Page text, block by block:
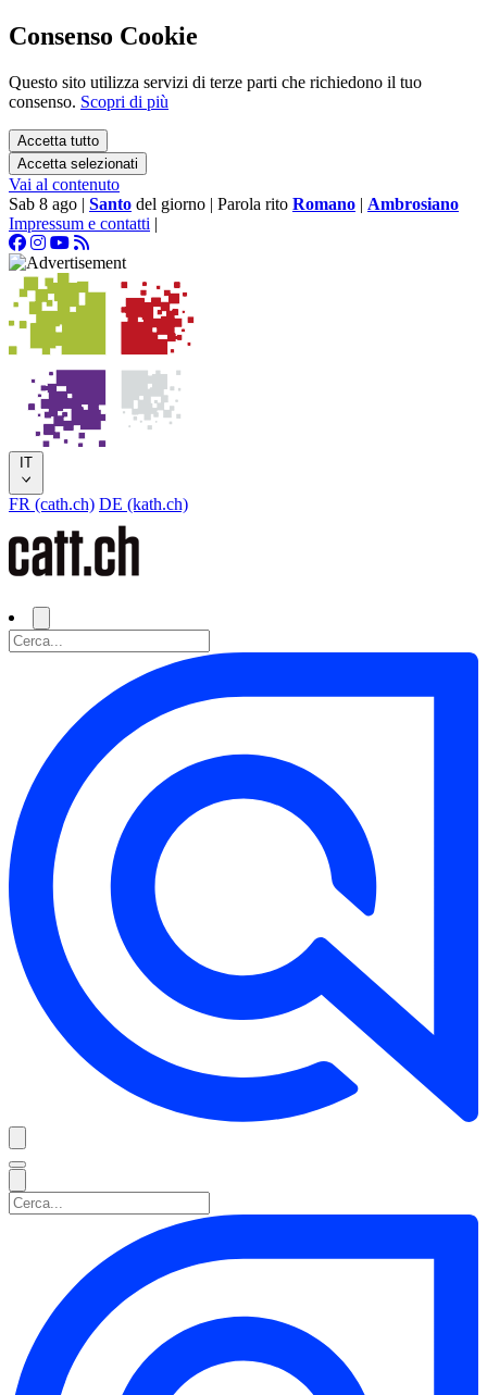
Consenso Cookie
Questo sito utilizza servizi di terze parti che richiedono il tuo
consenso. Scopri di più
Accetta tutto
Accetta selezionati
Vai al contenuto
Sab 8 ago | Santo del giorno | Parola rito Romano | Ambrosiano
Impressum e contatti |
IT
FR (cath.ch) DE (kath.ch)